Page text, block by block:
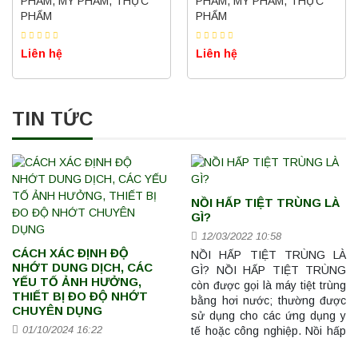
PHẨM
Liên hệ
PHẨM
Liên hệ
TIN TỨC
CÁCH XÁC ĐỊNH ĐỘ
NHỚT DUNG DỊCH, CÁC
YẾU TỐ ẢNH HƯỞNG,
THIẾT BỊ ĐO ĐỘ NHỚT
CHUYÊN DỤNG
01/10/2024 16:22
NỒI HẤP TIỆT TRÙNG LÀ
GÌ?
12/03/2022 10:58
NỒI HẤP TIỆT TRÙNG LÀ
GÌ? NỒI HẤP TIỆT TRÙNG
còn được gọi là máy tiệt trùng
bằng hơi nước; thường được
sử dụng cho các ứng dụng y
tế hoặc công nghiệp. Nồi hấp